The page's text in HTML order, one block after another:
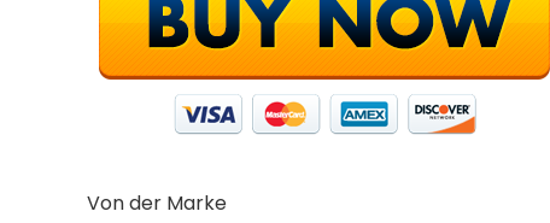
Von der Marke